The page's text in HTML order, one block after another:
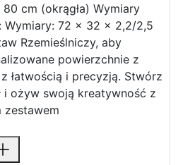
cm (okrągła) Wymiary
Wymiary: 72 x 32 x 2,2/2,5
Rzemieślniczy, aby
powierzchnie z
łatwością i precyzją. Stwórz
i ożyw swoją kreatywność z
zestawem